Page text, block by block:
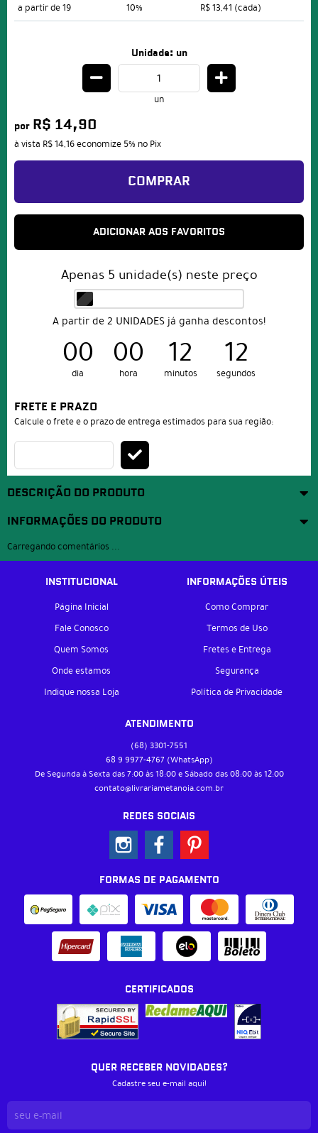
a partir de 19
10% R$ 13,41 (cada)
Unidade: un
un
por R$ 14,90
à vista R$ 14,16economize 5% no Pix
COMPRAR
ADICIONAR AOS FAVORITOS
Apenas 5 unidade(s) neste preço
A partir de 2 UNIDADES já ganha descontos!
00
dia
00
hora
12
minutos
11
segundos
FRETE E PRAZO
Calcule o frete e o prazo de entrega estimados para sua região:
DESCRIÇÃO DO PRODUTO
INFORMAÇÕES DO PRODUTO
Carregando comentários ...
INSTITUCIONAL
Página Inicial
Fale Conosco
Quem Somos
Onde estamos
Indique nossa Loja
INFORMAÇÕES ÚTEIS
Como Comprar
Termos de Uso
Fretes e Entrega
Segurança
Política de Privacidade
ATENDIMENTO
(68) 3301-7551
68 9 9977-4767 (WhatsApp)
De Segunda à Sexta das 7:00 às 18:00 e Sábado das 08:00 às 12:00
contato@livrariametanoia.com.br
REDES SOCIAIS
FORMAS DE PAGAMENTO
CERTIFICADOS
QUER RECEBER NOVIDADES?
Cadastre seu e-mail aqui!